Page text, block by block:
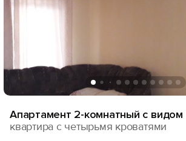
Апартамент 2-комнатный с
квартира с четырьмя кроватями